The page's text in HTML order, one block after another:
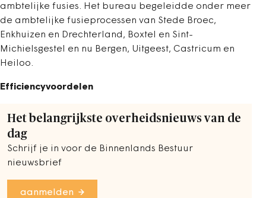
ambtelijke fusies. Het bureau begeleidde onder meer
de ambtelijke fusieprocessen van Stede Broec,
Enkhuizen en Drechterland, Boxtel en Sint-
Michielsgestel en nu Bergen, Uitgeest, Castricum en
Heiloo.
Efficiencyvoordelen
Het belangrijkste overheidsnieuws van de
dag
Schrijf je in voor de Binnenlands Bestuur
nieuwsbrief
aanmelden